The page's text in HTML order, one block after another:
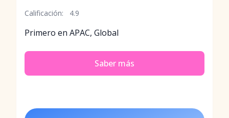
Calificación:
4.9
Primero en APAC, Global
Saber más